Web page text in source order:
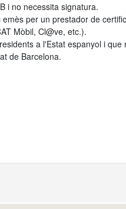
i no necessita signatura.
per un prestador de
Mòbil, Cl@ve, etc.).
a l'Estat espanyol i
de Barcelona.